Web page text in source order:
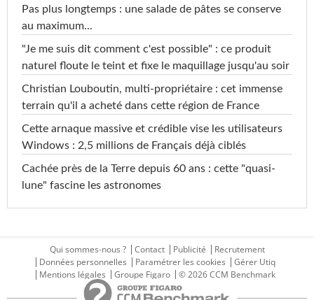
Pas plus longtemps : une salade de pâtes se conserve
au maximum...
"Je me suis dit comment c'est possible" : ce produit
naturel floute le teint et fixe le maquillage jusqu'au soir
Christian Louboutin, multi-propriétaire : cet immense
terrain qu'il a acheté dans cette région de France
Cette arnaque massive et crédible vise les utilisateurs
Windows : 2,5 millions de Français déjà ciblés
Cachée près de la Terre depuis 60 ans : cette "quasi-
lune" fascine les astronomes
Qui sommes-nous ? Contact Publicité
Recrutement
Données personnelles
Paramétrer les cookies
Gérer Utiq
Mentions légales
Groupe Figaro © 2026 CCM Benchmark